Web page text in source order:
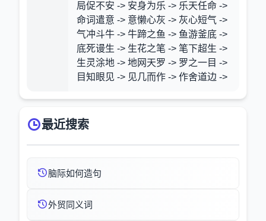
局促不安 -> 安身为乐 -> 乐天任命 ->
命词遣意 -> 意懒心灰 -> 灰心短气 ->
气冲斗牛 -> 牛蹄之鱼 -> 鱼游釜底 ->
底死谩生 -> 生花之笔 -> 笔下超生 ->
生灵涂地 -> 地网天罗 -> 罗之一目 ->
目知眼见 -> 见几而作 -> 作舍道边 ->
最近搜索
脑际如何造句
外贸同义词